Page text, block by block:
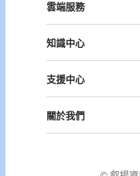
雲端服務
Vital NetZero
Vital Finance
Vital OD
知識中心
成功案例
支援中心
解決方案
關於我們